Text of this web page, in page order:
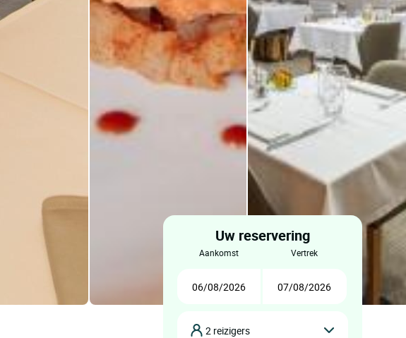
Uw reservering
aankomst vertrek
2 reizigers